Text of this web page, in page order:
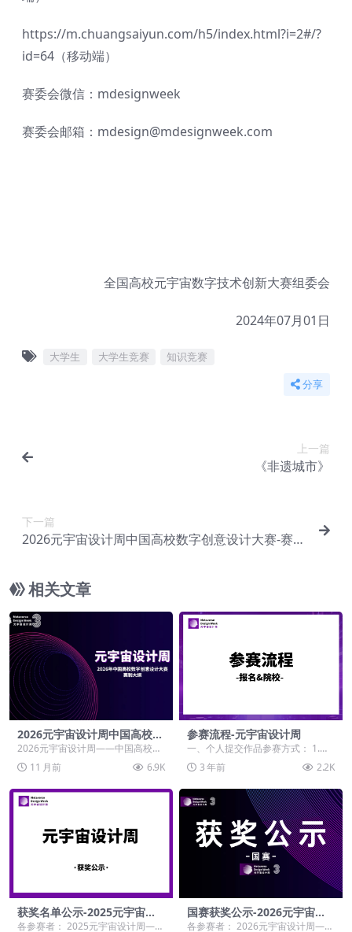
https://m.chuangsaiyun.com/h5/index.html?i=2#/?
id=64（移动端）
赛委会微信：mdesignweek
赛委会邮箱：mdesign@mdesignweek.com
全国高校元宇宙数字技术创新大赛组委会
2024年07月01日
大学生 大学生竞赛 知识竞赛
分享
上一篇
《非遗城市》
下一篇
2026元宇宙设计周中国高校数字创意设计大赛-赛制
相关文章
2026元宇宙设计周中国高校数
字创意设计大赛-赛制大纲
2026元宇宙设计周——中国高校数
字创意设计大赛 赛制大纲 一、
大...11 月前 6.9K
参赛流程-元宇宙设计周
一、个人提交作品参赛方式： 1.在
校师生：在线注册→选择学生组赛
道→填写作品及报...
3 年前 2.2K
获奖名单公示-2025元宇宙设
计周——中国高校数字创意设
各参赛者： 2025元宇宙设计周——
国赛获奖公示-2026元宇宙设
计周——高校数字创意设计大
各参赛者： 2026元宇宙设计周——